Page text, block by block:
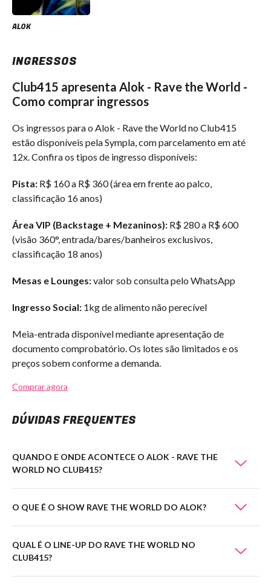
ALOK
INGRESSOS
Club415 apresenta Alok - Rave the World -
Como comprar ingressos
Os ingressos para o Alok - Rave the World no Club415
estão disponíveis pela Sympla, com parcelamento em até
12x. Confira os tipos de ingresso disponíveis:
Pista: R$ 160 a R$ 360 (área em frente ao palco,
classificação 16 anos)
Área VIP (Backstage + Mezaninos): R$ 280 a R$ 600
(visão 360°, entrada/bares/banheiros exclusivos,
classificação 18 anos)
Mesas e Lounges:valor sob consulta pelo WhatsApp
Ingresso Social: 1kg de alimento não perecível
Meia-entrada disponível mediante apresentação de
documento comprobatório. Os lotes são limitados e os
preços sobem conforme a demanda.
Comprar agora
DÚVIDAS FREQUENTES
QUANDO E ONDE ACONTECE O ALOK - RAVE THE
WORLD NO CLUB415?
O QUE É O SHOW RAVE THE WORLD DO ALOK?
QUAL É O LINE-UP DO RAVE THE WORLD NO
CLUB415?